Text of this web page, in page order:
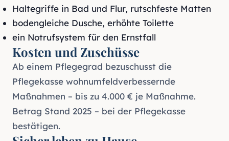
Haltegriffe in Bad und Flur, rutschfeste Matten
bodengleiche Dusche, erhöhte Toilette
ein Notrufsystem für den Ernstfall
Kosten und Zuschüsse
Ab einem Pflegegrad bezuschusst die
Pflegekasse wohnumfeldverbessernde
Maßnahmen – bis zu 4.000 € je Maßnahme.
Betrag Stand 2025 – bei der Pflegekasse
bestätigen.